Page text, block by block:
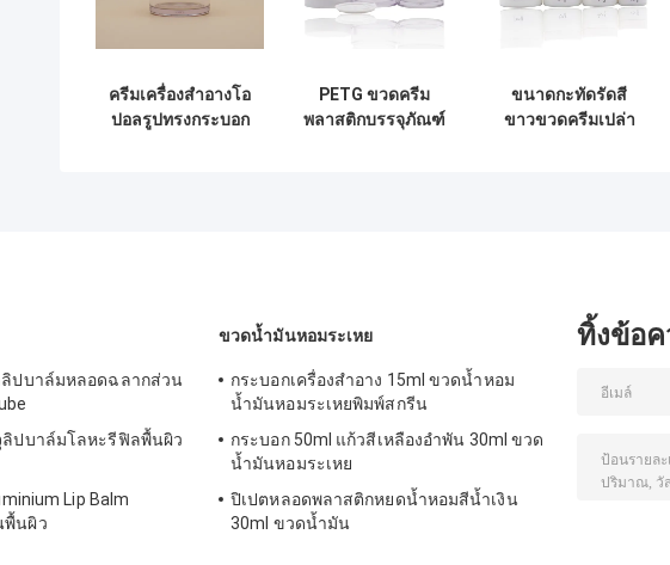
ครีมเครื่องสำอางโอ
ปอลรูปทรงกระบอก
PETG ขวดครีม
พลาสติกบรรจุภัณฑ์
ขนาดกะทัดรัดสี
ขาวขวดครีมเปล่า
ลิปบาล์มหลอดฉลากส่วน
ลิปบาล์มโลหะรีฟิลพื้นผิว
Lip Balm
พื้นผิว
ขวดน้ำมันหอมระเหย
กระบอกเครื่องสำอาง 15ml ขวดน้ำหอม
น้ำมันหอมระเหยพิมพ์สกรีน
กระบอก 50ml แก้วสีเหลืองอำพัน 30ml ขวด
น้ำมันหอมระเหย
ปิเปตหลอดพลาสติกหยดน้ำหอมสีน้ำเงิน
30ml ขวดน้ำมัน
ทิ้งข้อค